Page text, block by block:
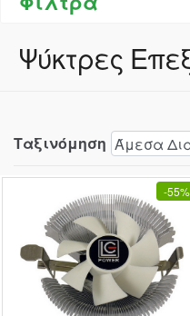
Ψύκτρες
Ταξινόμηση
-55%